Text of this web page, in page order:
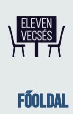
Főoldal